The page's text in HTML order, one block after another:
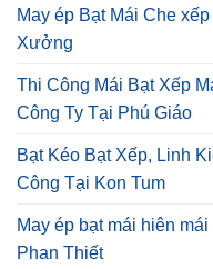
May ép Bạt Mái Che
Xưởng
Thi Công Mái Bạt Xếp
Công Ty Tại Phú Giáo
Bạt Kéo Bạt Xếp, Linh
Công Tại Kon Tum
May ép bạt mái hiên
Phan Thiết